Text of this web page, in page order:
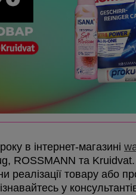
в інтернет-магазині
ROSSMANN та
реалізації товару або
у